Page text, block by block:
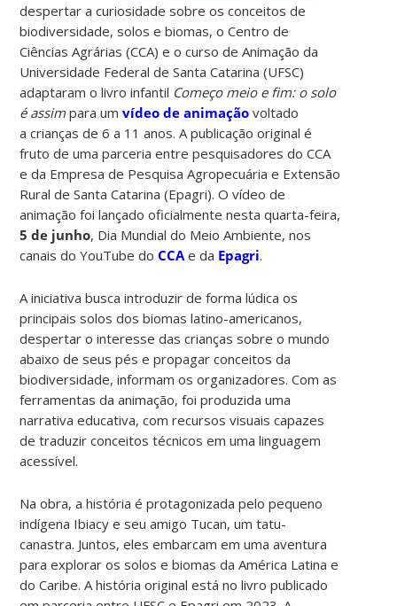
despertar a curiosidade sobre os conceitos de
biodiversidade, solos e biomas, o Centro de
Ciências Agrárias (CCA) e o curso de Animação da
Universidade Federal de Santa Catarina (UFSC)
adaptaram o livro infantil Começo meio e fim: o solo
é assim para um vídeo de animaçãovoltado
a crianças de 6 a 11 anos. A publicação original é
fruto de uma parceria entre pesquisadores do CCA
e da Empresa de Pesquisa Agropecuária e Extensão
Rural de Santa Catarina (Epagri). O vídeo de
animação foi lançado oficialmente nesta quarta-feira,
5 de junho, Dia Mundial do Meio Ambiente, nos
canais do YouTube doCCA e da Epagri.
A iniciativa busca introduzir de forma lúdica os
principais solos dos biomas latino-americanos,
despertar o interesse das crianças sobre o mundo
abaixo de seus pés e propagar conceitos da
biodiversidade, informam os organizadores. Com as
ferramentas da animação, foi produzida uma
narrativa educativa, com recursos visuais capazes
de traduzir conceitos técnicos em uma linguagem
acessível.
Na obra, a história é protagonizada pelo pequeno
indígena Ibiacy e seu amigo Tucan, um tatu-
canastra. Juntos, eles embarcam em uma aventura
para explorar os solos e biomas da América Latina e
do Caribe. A história original está no livro publicado